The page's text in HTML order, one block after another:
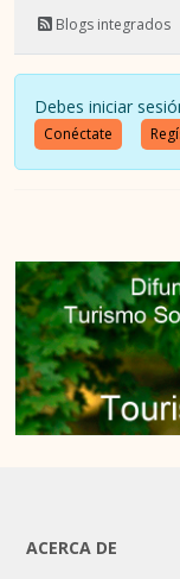
Blogs integrados
Debes iniciar
Conéctate
ACERCA DE